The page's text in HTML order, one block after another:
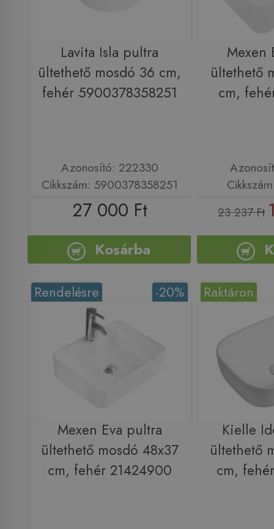
Lavita Isla pultra
ültethető mosdó 36 cm,
fehér 5900378358251
Azonosító: 222330
Cikkszám: 5900378358251
27 000 Ft
Kosárba
Mexen
ültethető
cm,
23 237 Ft
-20%
Rendelésre
Mexen Eva pultra
ültethető mosdó 48x37
cm, fehér 21424900
Raktáron
Kielle
ültethető
cm,